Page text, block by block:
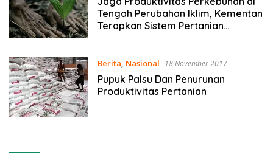
Tengah Perubahan Iklim, Kementan
Terapkan Sistem Pertanian
Berita, Nasional 18 November 2017
Pupuk Palsu Dan Penurunan
Produktivitas Pertanian